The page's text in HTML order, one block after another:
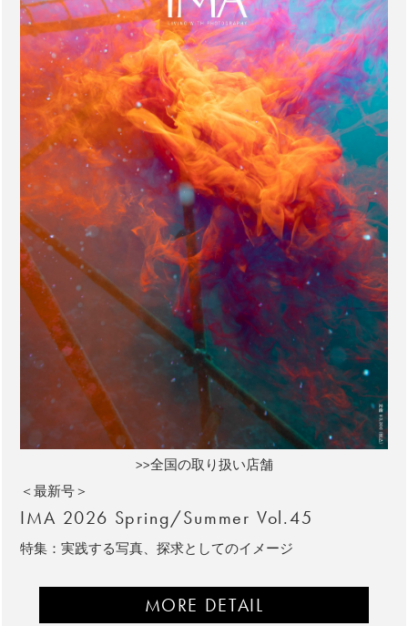
>>全国の取り扱い店舗
＜最新号＞
IMA 2026 Spring/Summer Vol.45
特集：実践する写真、探求としてのイメージ
MORE DETAIL